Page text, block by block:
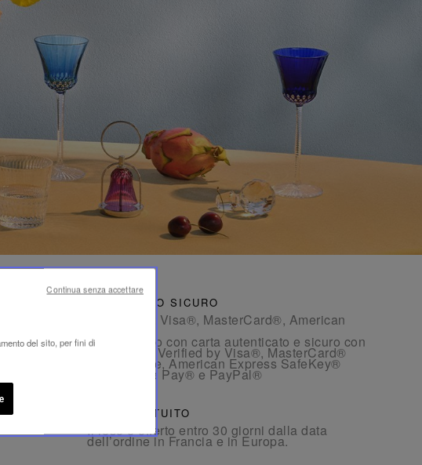
PAGAMENTO SICURO
- Con carta: Visa®, MasterCard®, American
- Pagamento con carta autenticato e sicuro con
3D Secure: Verified by Visa®, MasterCard®
SecureCode, American Express SafeKey®
- Con Apple Pay® e PayPal®
RESO GRATUITO
Il reso è offerto entro 30 giorni dalla data
dell’ordine in Francia e in Europa.
del sito, per fini di
Continua senza accettare